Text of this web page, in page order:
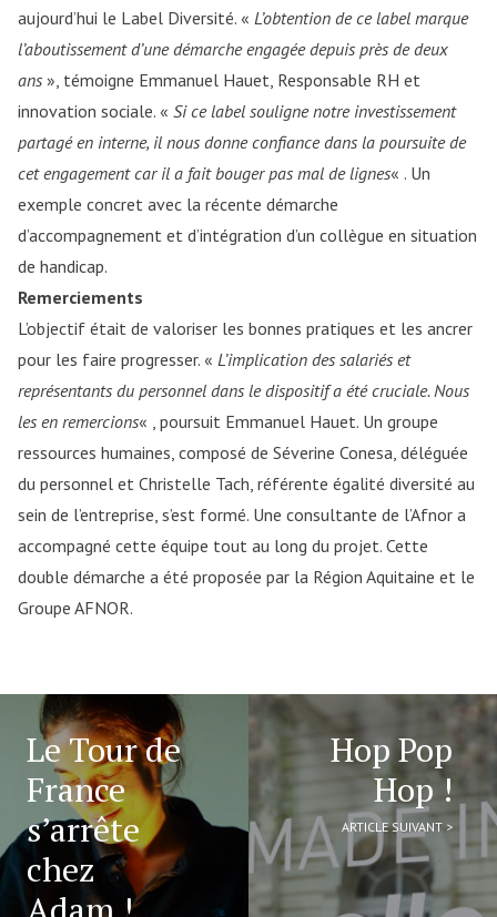
aujourd’hui le Label Diversité. « L’obtention de ce label marque
l’aboutissement d’une démarche engagée depuis près de deux
ans », témoigne Emmanuel Hauet, Responsable RH et
innovation sociale. « Si ce label souligne notre investissement
partagé en interne, il nous donne confiance dans la poursuite de
cet engagement car il a fait bouger pas mal de lignes« . Un
exemple concret avec la récente démarche
d’accompagnement et d’intégration d’un collègue en situation
de handicap.
Remerciements
L’objectif était de valoriser les bonnes pratiques et les ancrer
pour les faire progresser. « L’implication des salariés et
représentants du personnel dans le dispositif a été cruciale. Nous
les en remercions« , poursuit Emmanuel Hauet. Un groupe
ressources humaines, composé de Séverine Conesa, déléguée
du personnel et Christelle Tach, référente égalité diversité au
sein de l’entreprise, s’est formé. Une consultante de l’Afnor a
accompagné cette équipe tout au long du projet. Cette
double démarche a été proposée par la Région Aquitaine et le
Groupe AFNOR.
Le Tour de
France
s’arrête
chez
Hop Pop
Hop !
ARTICLE SUIVANT >